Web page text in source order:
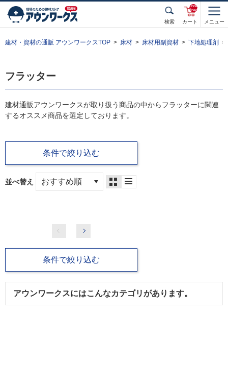
検索 カート
unde
fined
メニュー
建材・資材の通販 アウンワークスTOP 床材 床材用副資材 下地処理剤
フラッター
建材通販アウンワークスが取り扱う商品の中からフラッターに関連
するオススメ商品を選定しております。
条件で絞り込む
並べ替え
条件で絞り込む
アウンワークスにはこんなカテゴリがあります。